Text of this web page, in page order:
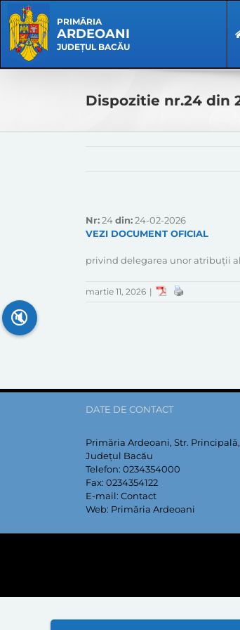
content
Navigation
PRIMĂRIA
ARDEOANI
JUDEȚUL BACĂU
Dispozitie nr.24 din
Nr:24din:24-02-2026
VEZI DOCUMENT OFICIAL
privind delegarea unor atribuții
martie 11, 2026 |
DATE DE CONTACT
Primăria Ardeoani, Str. Principală,
Județul Bacău
Telefon: 0234354000
Fax: 0234354122
E-mail: Contact
Web: Primăria Ardeoani
🔇